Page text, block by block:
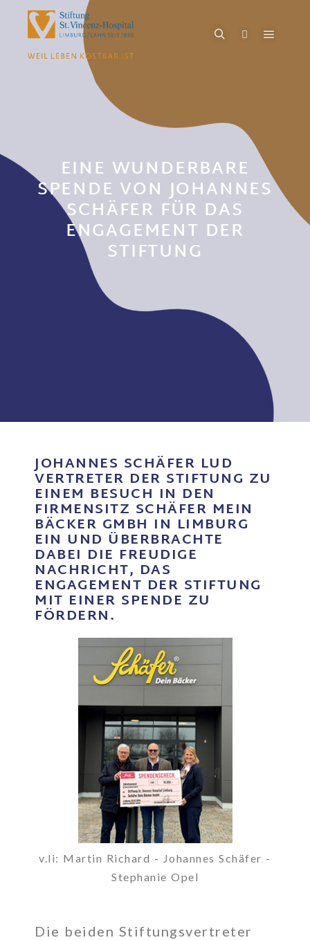
EINE WUNDERBARE
SPENDE VON JOHANNES
SCHÄFER FÜR DAS
ENGAGEMENT DER
STIFTUNG
JOHANNES SCHÄFER LUD
VERTRETER DER STIFTUNG ZU
EINEM BESUCH IN DEN
FIRMENSITZ SCHÄFER MEIN
BÄCKER GMBH IN LIMBURG
EIN UND ÜBERBRACHTE
DABEI DIE FREUDIGE
NACHRICHT, DAS
ENGAGEMENT DER STIFTUNG
MIT EINER SPENDE ZU
FÖRDERN.
v.li: Martin Richard - Johannes Schäfer -
Stephanie Opel
Die beiden Stiftungsvertreter